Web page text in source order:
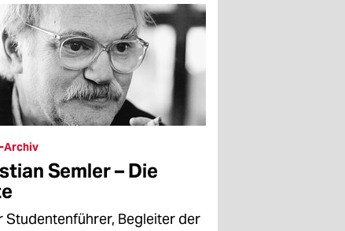
Archiv
Semler – Die
Studentenführer, Begleiter der